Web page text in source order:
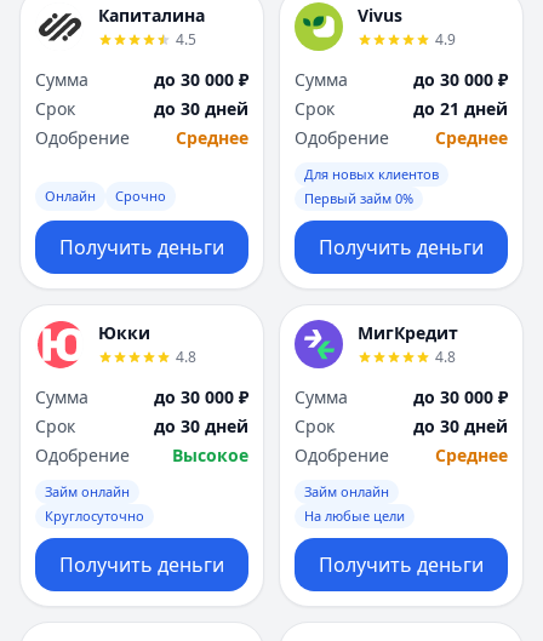
Капиталина
4.5
Сумма
до 30 000 ₽
Срок
до 30 дней
Одобрение
Среднее
Онлайн Срочно
Получить деньги
Vivus
4.9
Сумма
до 30 000 ₽
Срок
до 21 дней
Одобрение
Среднее
Для новых клиентов
Первый займ 0%
Получить деньги
Юкки
4.8
Сумма
до 30 000 ₽
Срок
до 30 дней
Одобрение
Высокое
Займ онлайн
Круглосуточно
Получить деньги
МигКредит
4.8
Сумма
до 30 000 ₽
Срок
до 30 дней
Одобрение
Среднее
Займ онлайн
На любые цели
Получить деньги